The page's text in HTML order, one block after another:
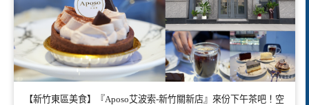
【新竹東區美食】『Aposo艾波索-新竹關新店』來份下午茶吧！空